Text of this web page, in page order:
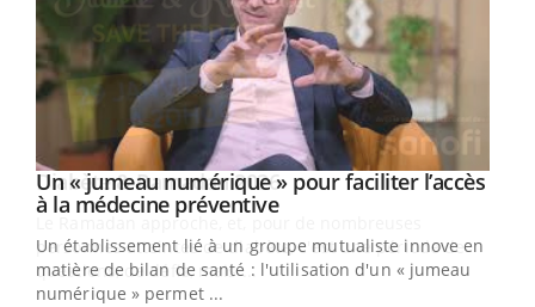
Youtube
Un « jumeau numérique » pour faciliter l’accès
à la médecine préventiveYoutube
Un établissement lié à un groupe mutualiste innove en
matière de bilan de santé : l'utilisation d'un « jumeau
numérique » permet ...